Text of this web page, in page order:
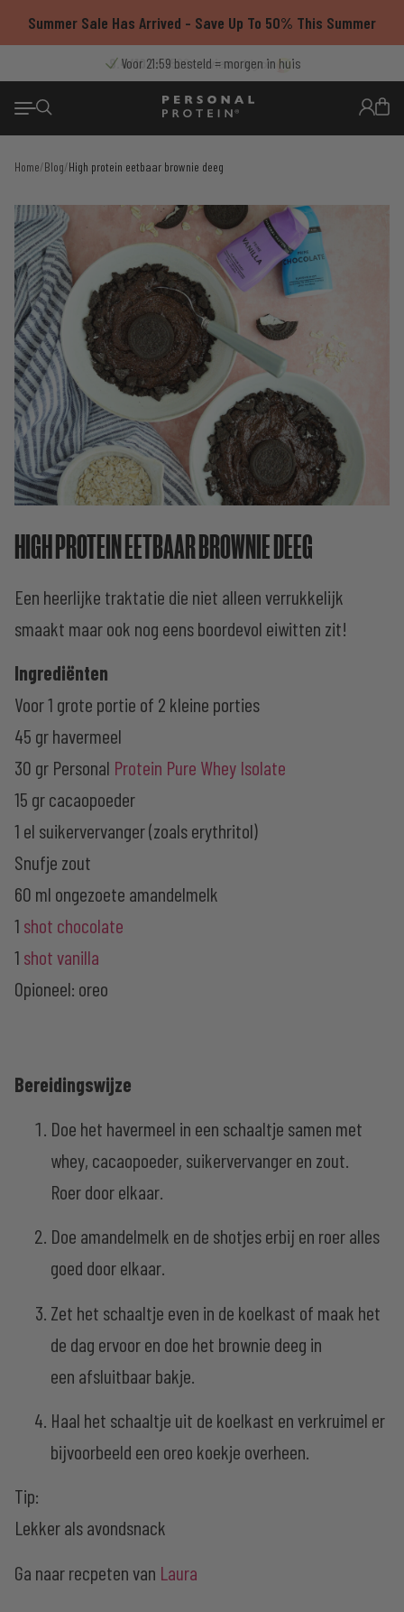
Summer Sale Has Arrived - Save Up To 50% This Summer
9.4/10 uit 7500+ reviews
Gratis verzending vanaf €55
Thuisbezorgd met PostNL
Voor 21:59 besteld = morgen in huis
Home/Blog/High protein eetbaar brownie deeg
HIGH PROTEIN EETBAAR BROWNIE DEEG
Een heerlijke traktatie die niet alleen verrukkelijk
smaakt maar ook nog eens boordevol eiwitten zit!
Ingrediënten
Voor 1 grote portie of 2 kleine porties
45 gr havermeel
30 gr Personal Protein Pure Whey Isolate
15 gr cacaopoeder
1 el suikervervanger (zoals erythritol)
Snufje zout
60 ml ongezoete amandelmelk
1 shot chocolate
1 shot vanilla
Opioneel: oreo
Bereidingswijze
Doe het havermeel in een schaaltje samen met
whey, cacaopoeder, suikervervanger en zout.
Roer door elkaar.
Doe amandelmelk en de shotjes erbij en roer alles
goed door elkaar.
Zet het schaaltje even in de koelkast of maak het
de dag ervoor en doe het brownie deeg in
een afsluitbaar bakje.
Haal het schaaltje uit de koelkast en verkruimel er
bijvoorbeeld een oreo koekje overheen.
Tip:
Lekker als avondsnack
Ga naar recpeten van Laura